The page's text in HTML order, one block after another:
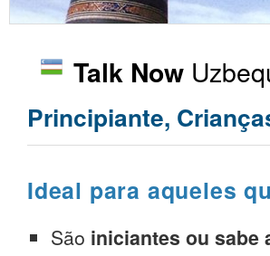
Talk Now
Principiante,
Ideal para aqueles
São iniciantes ou sabe